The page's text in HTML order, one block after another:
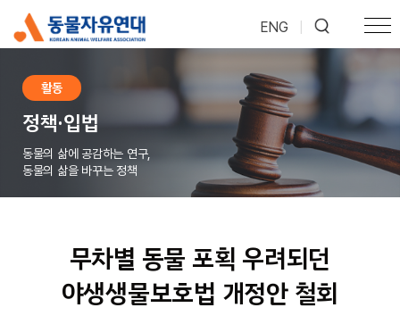
ENG
활동
정책·입법
동물의 삶에 공감하는 연구,
동물의 삶을 바꾸는 정책
무차별 동물 포획 우려되던
야생생물보호법 개정안 철회